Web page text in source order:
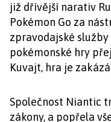
již dřívější narativ
Pokémon Go za
zpravodajské služby
pokémonské hry
Kuvajt, hra je
Společnost Niantic
zákony, a popřela